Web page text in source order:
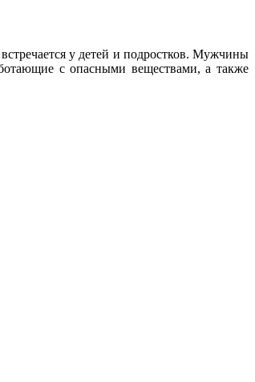
у детей и подростков. Мужчины
с опасными веществами, а также